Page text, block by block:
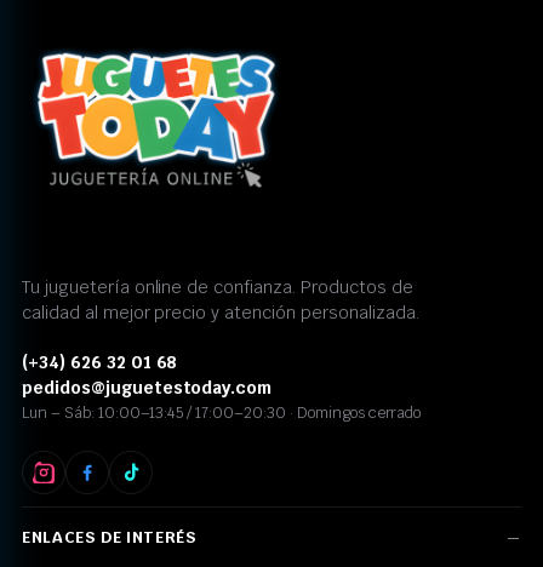
Tu juguetería online de confianza. Productos de
calidad al mejor precio y atención personalizada.
(+34) 626 32 01 68
pedidos@juguetestoday.com
Lun – Sáb: 10:00–13:45 / 17:00–20:30 · Domingos cerrado
ENLACES DE INTERÉS